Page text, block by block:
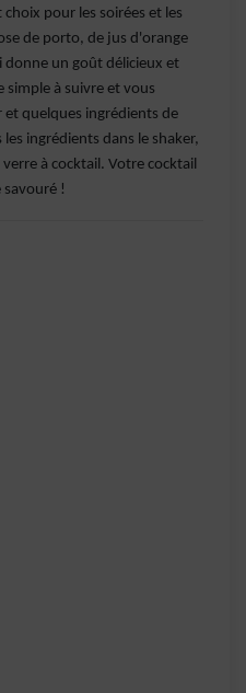
choix pour les soirées et les
de porto, de jus d'orange
donne un goût délicieux et
simple à suivre et vous
et quelques ingrédients de
ingrédients dans le shaker,
à cocktail. Votre cocktail
!